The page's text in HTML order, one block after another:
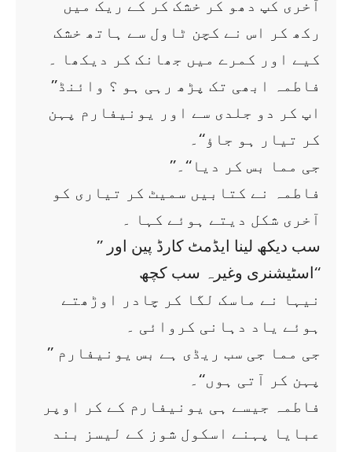
آخری کپ دھو کر خشک کر کے ریک میں
رکھ کر اس نے کچن ٹاول سے ہاتھ خشک
کیے اور کمرے میں جھانک کر دیکھا ۔
’’فاطمہ ابھی تک پڑھ رہی ہو ؟ وائنڈ
اپ کر دو جلدی سے اور یونیفارم پہن
کر تیار ہو جاؤ‘‘۔
’’جی مما بس کر دیا‘‘۔
فاطمہ نے کتابیں سمیٹ کر تیاری کو
آخری شکل دیتے ہوئے کہا ۔
’’ سب دیکھ لینا ایڈمٹ کارڈ پین اور
اسٹیشنری وغیرہ سب کچھ‘‘
نیہا نے ماسک لگا کر چادر اوڑھتے
ہوئے یاد دہانی کروائی ۔
’’ جی مما جی سب ریڈی ہے بس یونیفارم
پہن کر آتی ہوں‘‘۔
فاطمہ جیسے ہی یونیفارم کے کر اوپر
عبایا پہنے اسکول شوز کے لیسز بند